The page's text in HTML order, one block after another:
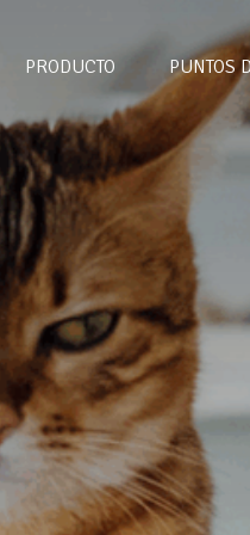
PRODUCTO PUNTOS